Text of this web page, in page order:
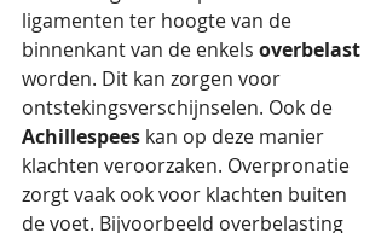
ligamenten ter hoogte van de
binnenkant van de enkels overbelast
worden. Dit kan zorgen voor
ontstekingsverschijnselen. Ook de
Achillespees kan op deze manier
klachten veroorzaken. Overpronatie
zorgt vaak ook voor klachten buiten
de voet. Bijvoorbeeld overbelasting